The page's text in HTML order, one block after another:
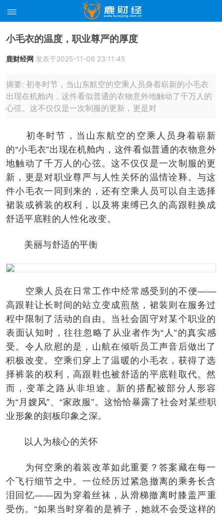
小毛衣的温度，职业尊严的厚度
鹿财经网 发表于2025-11-06 23:11:45
摘要: 初冬时节，当山东航空的空乘人员身着崭新的小毛衣
出现在机舱内，这件看似普通的衣物意外地触动了千万人的
心弦。这不仅仅是一次制服的更新，更是对
初冬时节，当山东航空的空乘人员身着崭新
的“小毛衣”出现在机舱内，这件看似普通的衣物意外
地触动了千万人的心弦。这不仅仅是一次制服的更
新，更是对职业尊严与人性关怀的温情诠释。与这
件小毛衣一同到来的，还有空乘人员可以自主选择
裙装或裤装的权利，以及将束缚已久的高跟鞋换成
舒适平底鞋的人性化改变。
美丽与舒适的平衡
空乘人员在日常工作中经常感受到的不便——
高跟鞋让长时间的站立变成煎熬，裙装则在服务过
程中限制了活动的自由。当社会固守对某个职业的
表面认知时，往往忽略了从业者作为“人”的真实感
受。令人欣慰的是，山航在倾听员工声音后做出了
积极改变。空乘们穿上了温暖的小毛衣，获得了选
择裤装的权利，高跟鞋也被舒适的平底鞋取代。然
而，变革之路从非坦途。新的搭配被部分人形容
为“月嫂风”、“家政服”。这恰恰暴露了社会对某些职
业形象的刻板印象之深。
以人为核心的关怀
为何空乘的着装改革如此重要？答案藏在每一
个飞行细节之中。一位经历过紧急撤离的乘务长含
泪回忆——因为穿着丝袜，从滑梯撤离时膝盖严重
受伤。“如果当时穿着的是裤子，她就不会受这样的